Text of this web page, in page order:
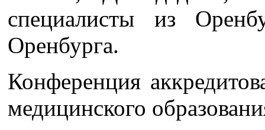
специалисты из
Оренбурга.
Конференция
медицинского